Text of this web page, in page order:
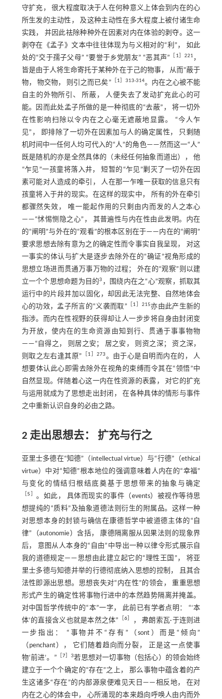
守扩充， 很大程度取决于人在何种意义上体会到内在的心
所生发的主动性， 及这种主动性在多大程度上被付诸生命
实践， 并因此祛除种种外在因素对内在体验的剥夺。这一
剥夺在《孟子》文本中往往体现为与义相对的“利”， 如此
处的“交于孺子父母” “要誉于乡党朋友” “恶其声”
1 ］221 ，
皆是由于人将生命寄托于某种外在于己的物事， 从而“蔽于
物， 物交物， 则引之而已矣”
1 ］313⁃314。内在之心被不能
自主的外物所引、 所蔽， 人便失去了发动扩充此心的可
能。因而此处孟子所做的是一种彻底的“去蔽”， 将一切外
在性影响扫除以令内在之心毫无遮蔽地显露。 “今人乍
见”， 即排除了一切外在因素加与人的确定属性， 只剩随
机时间中一任何人均可代入的“人”的角色——然而这一“人”
既是随机的亦是全然具体的（未经任何抽象而道出）， 他
“乍见”一孩童将落入井， 短暂的“乍见”剿灭了一切外在因
素可能对人造成的牵引， 人在那一乍唯一获取的信息只有
孩童将入于井的现实。在这样的现实中， 所有的外在牵引
都骤然失效， 唯一能起作用的只剩由内而发的人之本心
——“怵惕恻隐之心”， 其普遍性与内在性由此发明。内在
的“阐明”与外在的“观看”的根本区别在于——内在的“阐明”
要求思想去除有意为之的确定性而令事实自我呈现， 对这
一事实的体认与扩大是逐步去除外在的“确证”视角形成的
思想立场进而贯通万事万物的过程； 外在的“观察”则以建
立一个个思想命题为目的3 ，围绕内在之“心”观察，抓取其
运行中的片段并加以固化，却因此无法完整、自然地体会
心的功效，孟子所言的“义袭而取”
1 ］215亦由此产生新的
指涉。而内在性视野的获得却让人一步步将自身由封闭变
为开放，使内在的生命资源由知到行、贯通于事事物物
——“自得之， 则居之安； 居之安， 则资之深； 资之深，
则取之左右逢其原”
1 ］273。由于心是自明而内在的， 人
想要体认此心即需去除外在视角的束缚而令其在“领悟”中
自然显现。伴随着心这一内在性资源的表露， 对它的扩充
与运用就成为了思想走出封闭， 在各种具体的情形与事件
之中重新认识自身的必由之路。
2 走出思想去： 扩充与行之
亚里士多德在“知德”（intellectual virtue）与“行德”（ethical
virtue）中对“知德”根本地位的强调意味着人内在的“幸福”
与变化的情结归根结底奠基于思想带来的抽象与确定
［5
。如此， 具体而现实的事件（events）被视作等待思
想提纯的“质料”及抽象道德法则衍生的附属品。这样一种
对思想本身的封锁与确信在康德哲学中被道德主体的“自
律”（autonomie）含括， 康德隔离服从因果法则的现象界
后， 意图从人本身的“自由”中导出一种以律令形式展示自
我的道德规定——思想由此建立起它的“理性王国”， 将亚
里士多德与知德并举的行德彻底纳入思想的控制， 且其合
法性即源出思想。思想丧失对“内在性”的领会， 重重思想
形式产生的确定性将事物行进中的本然趋势隔离并掩盖。
对中国哲学传统中的“本”一字， 此前已有学者点明： “‘本
体’的直接含义也就是本然之体”
［6
， 弗朗索瓦·于连则进
一步指出： “事物并不“存有”（sont）而是“倾向”
（penchant）， 它们随着趋向而分裂， 正是这一点使事
物‘前进’。”
7］3若思想对一切事物（包括心）的领会始终
建立于一个个确定的“存在”之上， 那么事物中蕴含着的产
生这诸多“存在”的内部源泉便难见天日——相反地， 在对
内在之心的体会中， 心所涌现的本来趋向呼唤人由内而外